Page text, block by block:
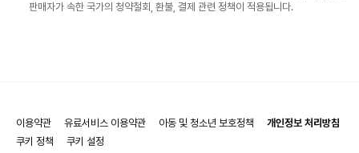
판매자가 속한 국가의 청약철회, 환불, 결제 관련 정책이 적용됩니다.
이용약관 유료서비스 이용약관 아동 및 청소년 보호정책
개인정보 처리방침
쿠키 정책
쿠키 설정